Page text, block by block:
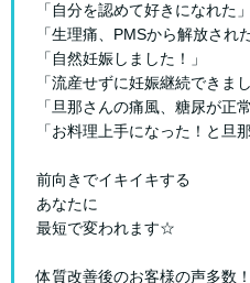
「自分を認めて好きになれた」
「生理痛、PMSから解放された
「自然妊娠しました！」
「流産せずに妊娠継続できま
「旦那さんの痛風、糖尿が正
「お料理上手になった！と旦
前向きでイキイキする
あなたに
最短で変われます☆
体質改善後のお客様の声多数！